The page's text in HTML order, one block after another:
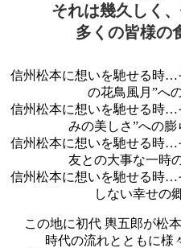
それは幾久しく
多くの皆様の
信州松本に想いを馳せる時…
の花鳥風月”へ
信州松本に想いを馳せる時…
みの美しさ”への
信州松本に想いを馳せる時…
友との大事な一時
信州松本に想いを馳せる時…
しない幸せの
この地に初代 輿五郎が松
時代の流れとともに様